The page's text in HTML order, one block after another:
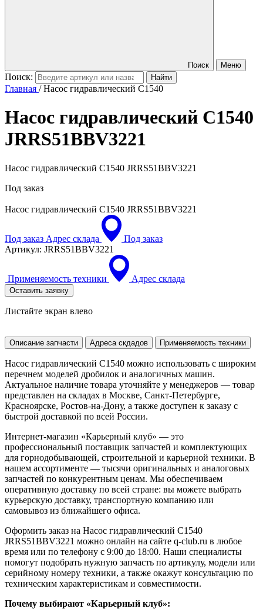
Поиск Меню
Поиск:
Главная /Насос гидравлический C1540
Насос гидравлический C1540
JRRS51BBV3221
Насос гидравлический C1540 JRRS51BBV3221
Под заказ
Насос гидравлический C1540 JRRS51BBV3221
Под заказ Адрес склада
Под заказ
Артикул: JRRS51BBV3221
Применяемость техники Адрес склада
Оставить заявку
Листайте экран влево
Описание запчасти Адреса скдадов Применяемость техники
Насос гидравлический C1540 можно использовать с широким
перечнем моделей дробилок и аналогичных машин.
Актуальное наличие товара уточняйте у менеджеров — товар
представлен на складах в Москве, Санкт-Петербурге,
Красноярске, Ростов-на-Дону, а также доступен к заказу с
быстрой доставкой по всей России.
Интернет-магазин «Карьерный клуб» — это
профессиональный поставщик запчастей и комплектующих
для горнодобывающей, строительной и карьерной техники. В
нашем ассортименте — тысячи оригинальных и аналоговых
запчастей по конкурентным ценам. Мы обеспечиваем
оперативную доставку по всей стране: вы можете выбрать
курьерскую доставку, транспортную компанию или
самовывоз из ближайшего офиса.
Оформить заказ на Насос гидравлический C1540
JRRS51BBV3221 можно онлайн на сайте q-club.ru в любое
время или по телефону с 9:00 до 18:00. Наши специалисты
помогут подобрать нужную запчасть по артикулу, модели или
серийному номеру техники, а также окажут консультацию по
техническим характеристикам и совместимости.
Почему выбирают «Карьерный клуб»: